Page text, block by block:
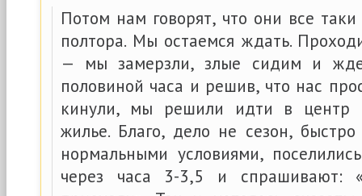
Потом нам говорят, что они все
полтора. Мы остаемся ждать.
— мы замерзли, злые сидим и
половиной часа и решив, что нас
кинули, мы решили идти в центр
жилье. Благо, дело не сезон,
нормальными условиями,
через часа 3-3,5 и